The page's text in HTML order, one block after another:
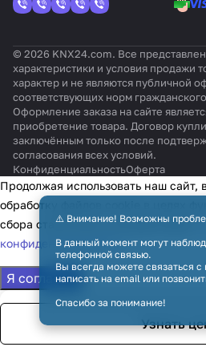
поз./
-10 до
+50°C
дисп
зволь
ика
оттен
оттен
ка
Узнать
© 2026 KNX24.com. Все
характеристики и условия продажи
характер и не являются публичной
соответствующих норм
Оформление заказа на сайте
приобретение товара. Договор
заключённым только после
согласования всех условий.
КонфиденциальностьОферта
⚠️ Внимание! Возможны
В данный момент могут
телефонной связью.
Вы всегда можете связаться
написать на email или
Спасибо за понимание!
Продолжая использовать наш сайт,
обработку файлов cookie в целях
сбора статистики в соответствии с
конфиденциальности
Я согласен